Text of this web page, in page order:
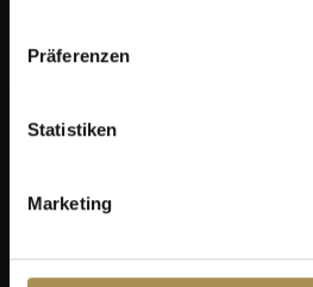
Präferenzen
Statistiken
Marketing